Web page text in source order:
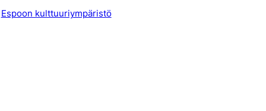
Espoon kulttuuriympäristö